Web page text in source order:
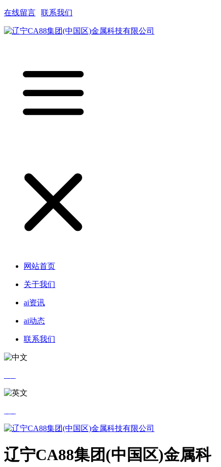
在线留言 联系我们
网站首页
关于我们
ai资讯
ai动态
联系我们
辽宁CA88集团(中国区)金属科